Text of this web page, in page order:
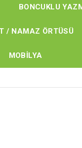
BONCUKLU
/ NAMAZ ÖRTÜSÜ
MOBİLYA